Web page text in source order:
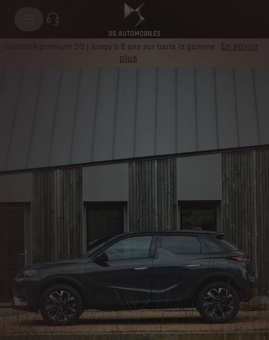
Garantie premium DS | Jusqu'à 8 ans sur toute la gamme
En savoir
plus